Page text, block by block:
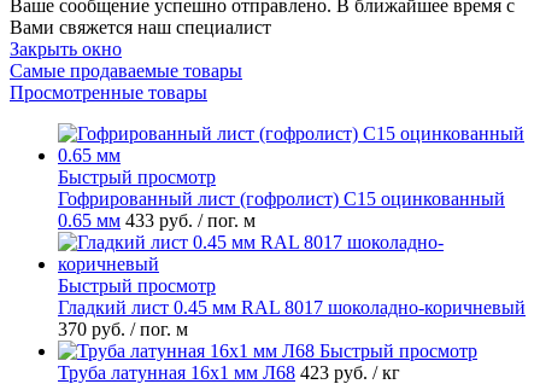
Ваше сообщение успешно отправлено. В ближайшее время с
Вами свяжется наш специалист
Закрыть окно
Самые продаваемые товары
Просмотренные товары
Быстрый просмотр
Гофрированный лист (гофролист) С15 оцинкованный
0.65 мм 433 руб. / пог. м
Быстрый просмотр
Гладкий лист 0.45 мм RAL 8017 шоколадно-коричневый
370 руб. / пог. м
Быстрый просмотр
Труба латунная 16х1 мм Л68 423 руб. / кг